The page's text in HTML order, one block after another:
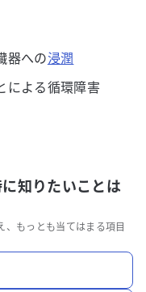
器への浸潤
による循環障害
知りたいことは
、もっとも当てはまる項目